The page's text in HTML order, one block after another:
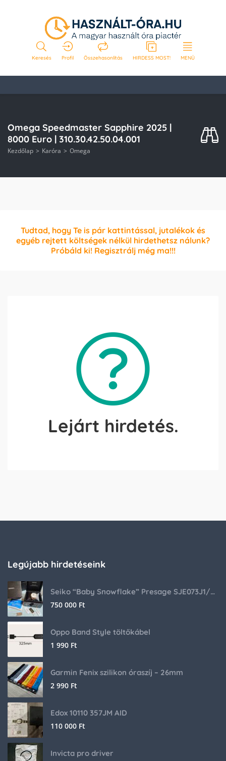
Keresés Profil Összehasonlítás HIRDESS MOST! MENÜ
Omega Speedmaster Sapphire 2025 |
8000 Euro | 310.30.42.50.04.001
Kezdőlap Karóra Omega
Tudtad, hogy Te is pár kattintással, jutalékok és
egyéb rejtett költségek nélkül hirdethetsz nálunk?
Próbáld ki! Regisztrálj még ma!!!
Lejárt hirdetés.
Legújabb hirdetéseink
Seiko “Baby Snowflake” Presage SJE073J1/SARA015 Limited Edition
750 000 Ft
Oppo Band Style töltőkábel
1 990 Ft
Garmin Fenix szilikon óraszíj – 26mm
2 990 Ft
Edox 10110 357JM AID
110 000 Ft
Invicta pro driver